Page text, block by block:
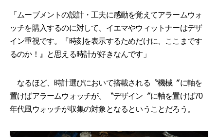
「ムーブメントの設計・工夫に感動を覚えてアラームウォ
ッチを購入するのに対して、イエマやウィットナーはデザ
イン重視です。『時刻を表示するためだけに、ここまです
るのか！』と思える時計が好きなんです」
なるほど、時計選びにおいて搭載される〝機械〞に軸を
置けばアラームウォッチが、〝デザイン〞に軸を置けば70
年代風ウォッチが収集の対象となるということだろう。